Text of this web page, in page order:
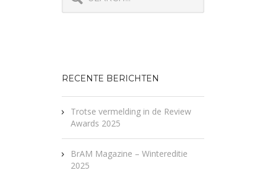
RECENTE BERICHTEN
Trotse vermelding in de Review
Awards 2025
BrAM Magazine – Wintereditie
2025